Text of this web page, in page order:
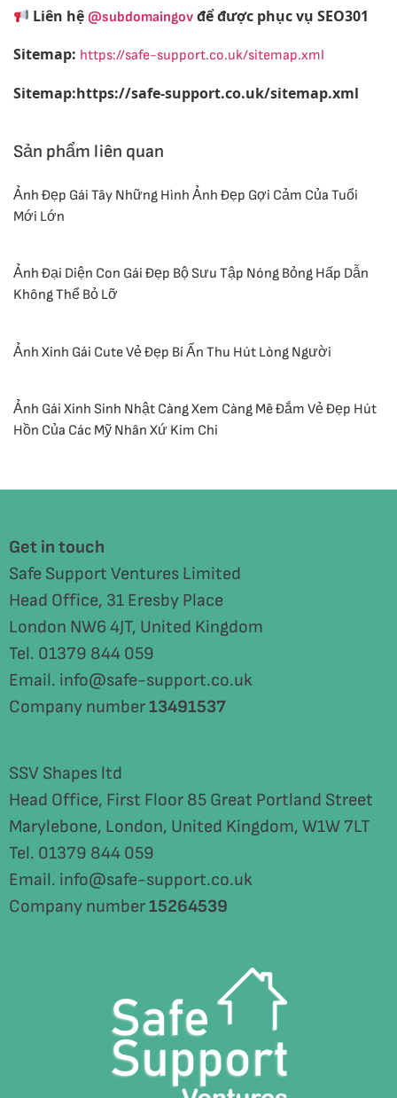
Liên hệ@subdomaingov để được phục vụ SEO301
Sitemap: https://safe-support.co.uk/sitemap.xml
Sitemap:https://safe-support.co.uk/sitemap.xml
Sản phẩm liên quan
Ảnh Đẹp Gái Tây Những Hình Ảnh Đẹp Gợi Cảm Của Tuổi
Mới Lớn
Ảnh Đại Diện Con Gái Đẹp Bộ Sưu Tập Nóng Bỏng Hấp Dẫn
Không Thể Bỏ Lỡ
Ảnh Xinh Gái Cute Vẻ Đẹp Bí Ẩn Thu Hút Lòng Người
Ảnh Gái Xinh Sinh Nhật Càng Xem Càng Mê Đắm Vẻ Đẹp Hút
Hồn Của Các Mỹ Nhân Xứ Kim Chi
Get in touch
Safe Support Ventures Limited
Head Office, 31 Eresby Place
London NW6 4JT, United Kingdom
Tel. 01379 844 059
Email. info@safe-support.co.uk
Company number13491537
SSV Shapes ltd
Head Office, First Floor 85 Great Portland Street
Marylebone, London, United Kingdom, W1W 7LT
Tel. 01379 844 059
Email. info@safe-support.co.uk
Company number15264539